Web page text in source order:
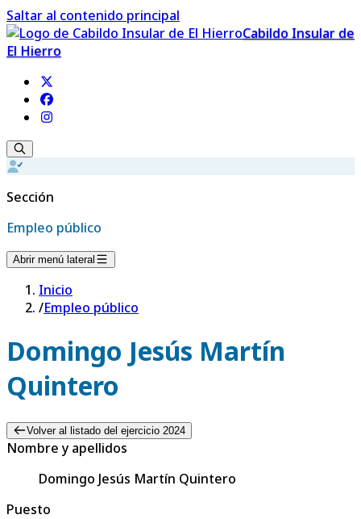
Saltar al contenido principal
Cabildo Insular de
El Hierro
Sección
Empleo público
Abrir menú lateral
Inicio
/Empleo público
Domingo Jesús Martín
Quintero
Volver al listado del ejercicio 2024
Nombre y apellidos
Domingo Jesús Martín Quintero
Puesto